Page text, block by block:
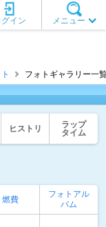
メニュー
グイン
フォトギャラリー一
ヒストリ
ラップ
タイム
燃費
フォトアル
バム